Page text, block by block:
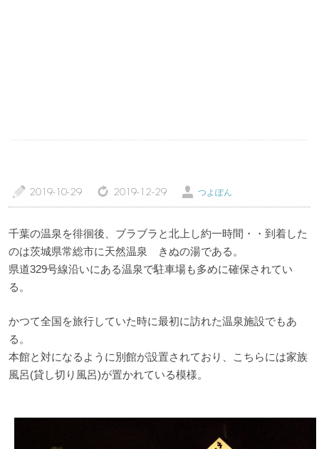
管理人随筆 当サイトについて
個人情報保護方針
a 2019-10-29 z 2019-12-29 Ü つよぽん
千葉の温泉を徘徊後、ブラブラと北上し約一時間・・到着した
のは茨城県常総市に天然温泉 きぬの湯である。
県道329号線沿いにある温泉で駐車場も多めに確保されてい
る。
かつて全国を旅行していた時に最初に訪れた温泉施設でもあ
る。
本館と対になるように別館が設置されており、こちらには家族
風呂(貸し切り風呂)が置かれている模様。